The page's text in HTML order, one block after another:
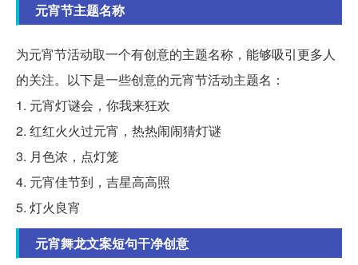
元宵节主题名称
为元宵节活动取一个有创意的主题名称，能够吸引更多人
的关注。以下是一些创意的元宵节活动主题名：
1. 元宵灯谜会，你我来狂欢
2. 红红火火过元宵，热热闹闹猜灯谜
3. 月色浓，点灯笼
4. 元宵佳节到，吉星高高照
5. 灯火良宵
元宵舞龙文案短句干净创意